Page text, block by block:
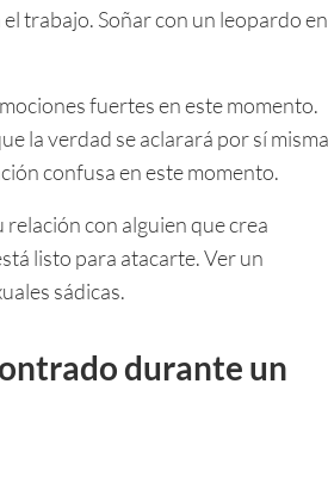
trabajo. Soñar con un leopardo en
fuertes en este momento.
la verdad se aclarará por sí misma
confusa en este momento.
con alguien que crea
listo para atacarte. Ver un
sádicas.
durante un